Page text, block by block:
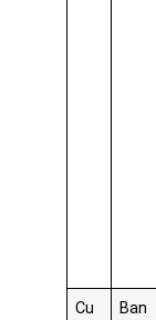
Cu
Ban